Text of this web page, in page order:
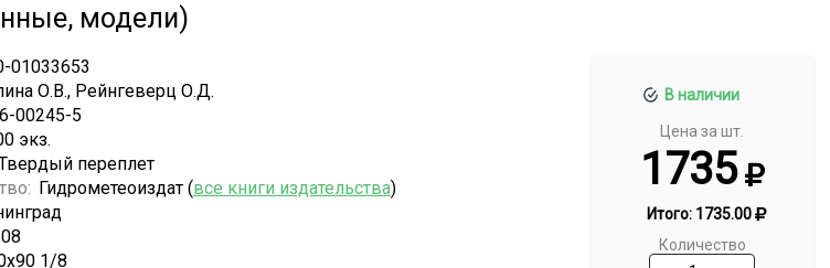
модели)
В наличии
Цена за шт.
1735
Итого: 1735.00
Количество
01033653
О.В., Рейнгеверц О.Д.
00245-5
экз.
переплет
Гидрометеоиздат (все книги издательства)
1/8